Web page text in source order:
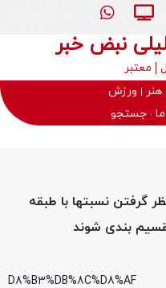
نبض خبر
معتبر
ورزش
جستجو
گرفتن نسبتها با طبقه
بندی شوند